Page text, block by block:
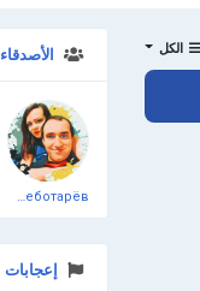
الأصدقاء
Дмитрий Чеботарёв
إعجابات
الكل